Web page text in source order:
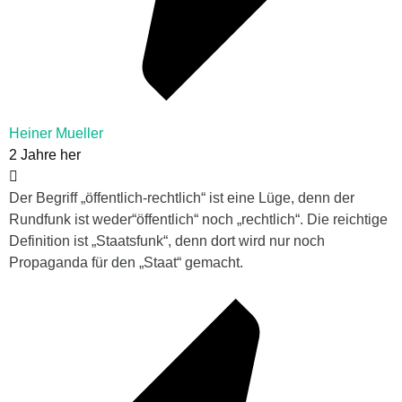
Heiner Mueller
2 Jahre her
Der Begriff „öffentlich-rechtlich“ ist eine Lüge, denn der
Rundfunk ist weder“öffentlich“ noch „rechtlich“. Die reichtige
Definition ist „Staatsfunk“, denn dort wird nur noch
Propaganda für den „Staat“ gemacht.